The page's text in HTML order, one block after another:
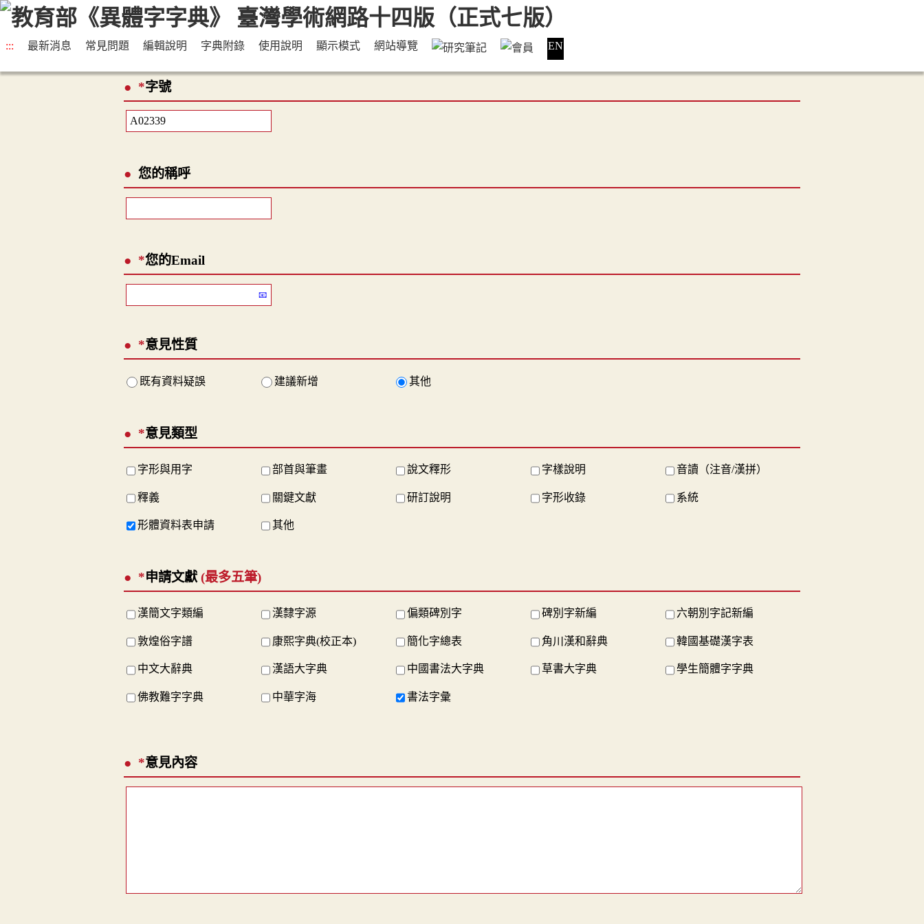
::: 最新消息 常見問題 編輯說明 字典附錄 使用說明 顯示模式 網站導覽 EN
*字號
您的稱呼
*您的Email
*意見性質
既有資料疑誤 建議新增 其他
*意見類型
字形與用字 部首與筆畫 說文釋形 字樣說明 音讀（注音/漢拼）
釋義 關鍵文獻 研訂說明 字形收錄 系統
形體資料表申請 其他
*申請文獻 (最多五筆)
漢簡文字類編 漢隸字源 偏類碑別字 碑別字新編 六朝別字記新編
敦煌俗字譜 康熙字典(校正本) 簡化字總表 角川漢和辭典 韓國基礎漢字表
中文大辭典 漢語大字典 中國書法大字典 草書大字典 學生簡體字字典
佛教難字字典 中華字海 書法字彙
*意見內容